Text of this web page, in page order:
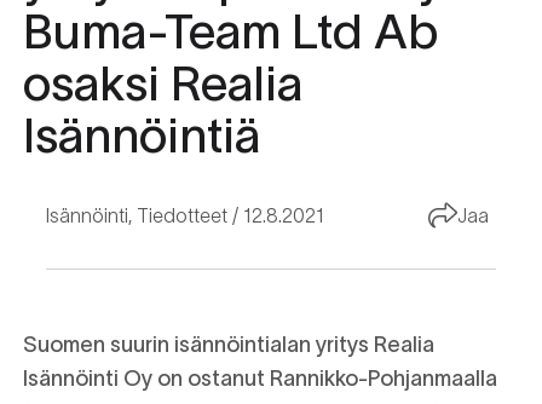
Buma-Team Ltd Ab
osaksi Realia
Isännöintiä
Isännöinti Tiedotteet 12.8.2021 Jaa
Suomen suurin isännöintialan yritys Realia
Isännöinti Oy on ostanut Rannikko-Pohjanmaalla